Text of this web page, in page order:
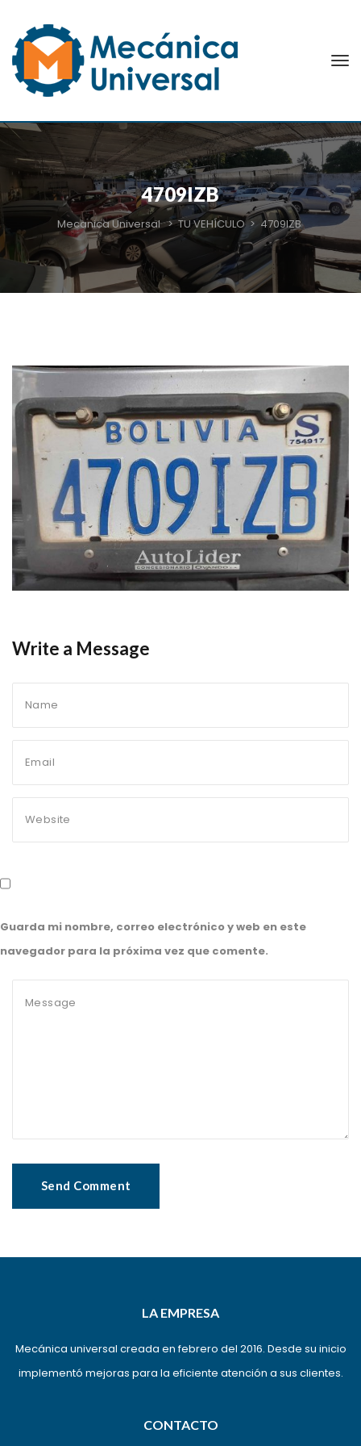
4709IZB
Mecanica Universal >TU VEHÍCULO> 4709IZB
Write a Message
Guarda mi nombre, correo electrónico y web en este
navegador para la próxima vez que comente.
LA EMPRESA
Mecánica universal creada en febrero del 2016. Desde su inicio
implementó mejoras para la eficiente atención a sus clientes.
CONTACTO